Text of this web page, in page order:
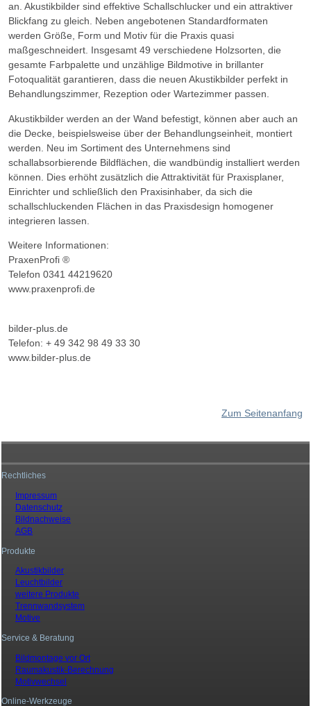
an. Akustikbilder sind effektive Schallschlucker und ein attraktiver
Blickfang zu gleich. Neben angebotenen Standardformaten
werden Größe, Form und Motiv für die Praxis quasi
maßgeschneidert. Insgesamt 49 verschiedene Holzsorten, die
gesamte Farbpalette und unzählige Bildmotive in brillanter
Fotoqualität garantieren, dass die neuen Akustikbilder perfekt in
Behandlungszimmer, Rezeption oder Wartezimmer passen.
Akustikbilder werden an der Wand befestigt, können aber auch an
die Decke, beispielsweise über der Behandlungseinheit, montiert
werden. Neu im Sortiment des Unternehmens sind
schallabsorbierende Bildflächen, die wandbündig installiert werden
können. Dies erhöht zusätzlich die Attraktivität für Praxisplaner,
Einrichter und schließlich den Praxisinhaber, da sich die
schallschluckenden Flächen in das Praxisdesign homogener
integrieren lassen.
Weitere Informationen:
PraxenProfi ®
Telefon 0341 44219620
www.praxenprofi.de
bilder-plus.de
Telefon: + 49 342 98 49 33 30
www.bilder-plus.de
Zum Seitenanfang
Rechtliches
Impressum
Datenschutz
Bildnachweise
AGB
Produkte
Akustikbilder
Leuchtbilder
weitere Produkte
Trennwandsystem
Motive
Service & Beratung
Bildmontage vor Ort
Raumakustik-Berechnung
Motivwechsel
Online-Werkzeuge